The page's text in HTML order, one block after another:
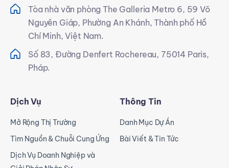
Tòa nhà văn phòng The Galleria Metro 6, 59 Võ
Nguyên Giáp, Phường An Khánh, Thành phố Hồ
Chí Minh, Việt Nam.
Số 83, Đường Denfert Rochereau, 75014 Paris,
Pháp.
Dịch Vụ
Mở Rộng Thị Trường
Tìm Nguồn & Chuỗi Cung Ứng
Dịch Vụ Doanh Nghiệp và
Thông Tin
Danh Mục Dự Án
Bài Viết & Tin Tức